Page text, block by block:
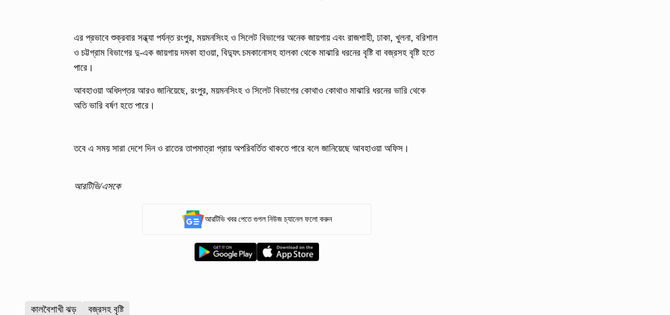
এর প্রভাবে শুক্রবার সন্ধ্যা পর্যন্ত রংপুর, ময়মনসিংহ ও সিলেট বিভাগের অনেক জায়গায় এবং রাজশাহী, ঢাকা, খুলনা, বরিশাল
ও চট্টগ্রাম বিভাগের দু-এক জায়গায় দমকা হাওয়া, বিদ্যুৎ চমকানোসহ হালকা থেকে মাঝারি ধরনের বৃষ্টি বা বজ্রসহ বৃষ্টি হতে
পারে।
আবহাওয়া অধিদপ্তর আরও জানিয়েছে, রংপুর, ময়মনসিংহ ও সিলেট বিভাগের কোথাও কোথাও মাঝারি ধরনের ভারি থেকে
অতি ভারি বর্ষণ হতে পারে।
তবে এ সময় সারা দেশে দিন ও রাতের তাপমাত্রা প্রায় অপরিবর্তিত থাকতে পারে বলে জানিয়েছে আবহাওয়া অফিস।
আরটিভি/এসকে
আরটিভি খবর পেতে গুগল নিউজ চ্যানেল ফলো করুন
কালবৈশাখী ঝড় বজ্রসহ বৃষ্টি